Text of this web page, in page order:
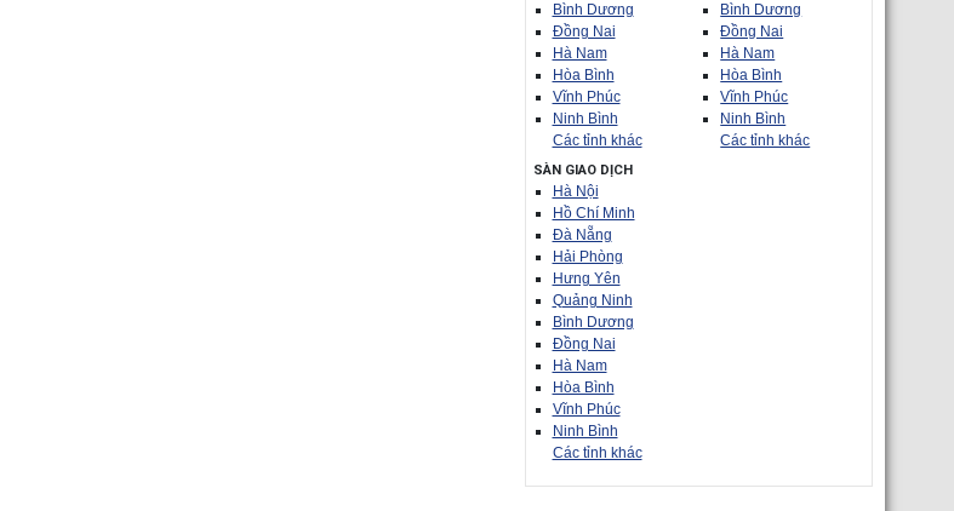
Bình Dương
Đồng Nai
Hà Nam
Hòa Bình
Vĩnh Phúc
Ninh Bình
Các tỉnh khác
Bình Dương
Đồng Nai
Hà Nam
Hòa Bình
Vĩnh Phúc
Ninh Bình
Các tỉnh khác
SÀN GIAO DỊCH
Hà Nội
Hồ Chí Minh
Đà Nẵng
Hải Phòng
Hưng Yên
Quảng Ninh
Bình Dương
Đồng Nai
Hà Nam
Hòa Bình
Vĩnh Phúc
Ninh Bình
Các tỉnh khác